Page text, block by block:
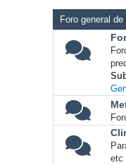
Foro general
etc